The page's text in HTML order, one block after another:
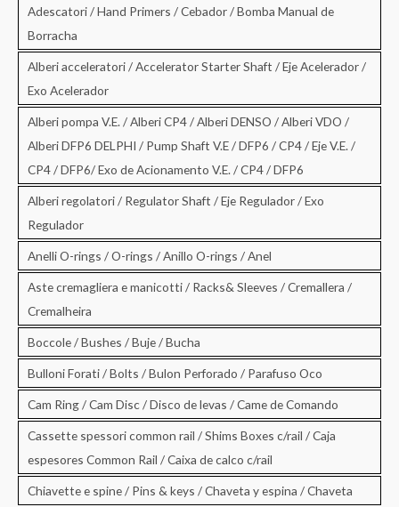
Adescatori / Hand Primers / Cebador / Bomba Manual de
Borracha
Alberi acceleratori / Accelerator Starter Shaft / Eje Acelerador /
Exo Acelerador
Alberi pompa V.E. / Alberi CP4 / Alberi DENSO / Alberi VDO /
Alberi DFP6 DELPHI / Pump Shaft V.E / DFP6 / CP4 / Eje V.E. /
CP4 / DFP6/ Exo de Acionamento V.E. / CP4 / DFP6
Alberi regolatori / Regulator Shaft / Eje Regulador / Exo
Regulador
Anelli O-rings / O-rings / Anillo O-rings / Anel
Aste cremagliera e manicotti / Racks& Sleeves / Cremallera /
Cremalheira
Boccole / Bushes / Buje / Bucha
Bulloni Forati / Bolts / Bulon Perforado / Parafuso Oco
Cam Ring / Cam Disc / Disco de levas / Came de Comando
Cassette spessori common rail / Shims Boxes c/rail / Caja
espesores Common Rail / Caixa de calco c/rail
Chiavette e spine / Pins & keys / Chaveta y espina / Chaveta